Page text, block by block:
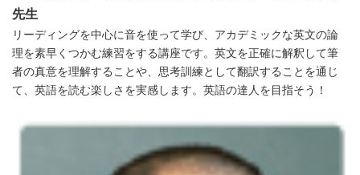
先生
リーディングを中心に音を使って学び、アカデミックな英文の論
理を素早くつかむ練習をする講座です。英文を正確に解釈して筆
者の真意を理解することや、思考訓練として翻訳することを通じ
て、英語を読む楽しさを実感します。英語の達人を目指そう！